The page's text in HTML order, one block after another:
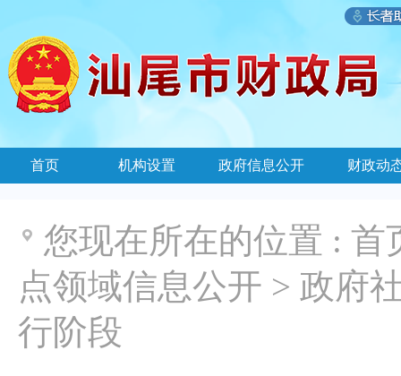
首页 机构设置 政府信息公开 财政动
您现在所在的位置 : 首
点领域信息公开 > 政府
行阶段